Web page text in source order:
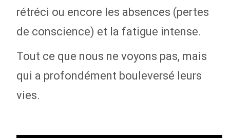
rétréci ou encore les absences (pertes
de conscience) et la fatigue intense.
Tout ce que nous ne voyons pas, mais
qui a profondément bouleversé leurs
vies.